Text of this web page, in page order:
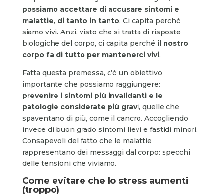
possiamo accettare di accusare sintomi e
malattie, di tanto in tanto. Ci capita perché
siamo vivi. Anzi, visto che si tratta di risposte
biologiche del corpo, ci capita perché il nostro
corpo fa di tutto per mantenerci vivi.
Fatta questa premessa, c’è un obiettivo
importante che possiamo raggiungere:
prevenire i sintomi più invalidanti e le
patologie considerate più gravi, quelle che
spaventano di più, come il cancro. Accogliendo
invece di buon grado sintomi lievi e fastidi minori.
Consapevoli del fatto che le malattie
rappresentano dei messaggi dal corpo: specchi
delle tensioni che viviamo.
Come evitare che lo stress aumenti
(troppo)